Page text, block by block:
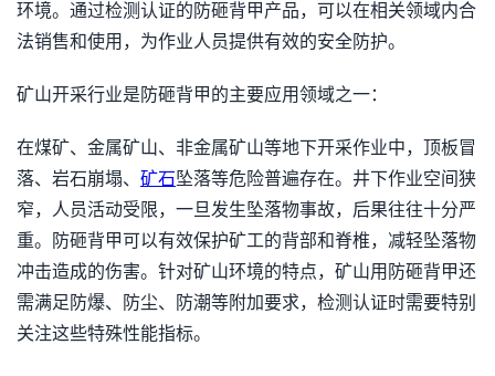
环境。通过检测认证的防砸背甲产品，可以在相关领域内合
法销售和使用，为作业人员提供有效的安全防护。
矿山开采行业是防砸背甲的主要应用领域之一：
在煤矿、金属矿山、非金属矿山等地下开采作业中，顶板冒
落、岩石崩塌、 矿石坠落等危险普遍存在。井下作业空间狭
窄，人员活动受限，一旦发生坠落物事故，后果往往十分严
重。防砸背甲可以有效保护矿工的背部和脊椎，减轻坠落物
冲击造成的伤害。针对矿山环境的特点，矿山用防砸背甲还
需满足防爆、防尘、防潮等附加要求，检测认证时需要特别
关注这些特殊性能指标。